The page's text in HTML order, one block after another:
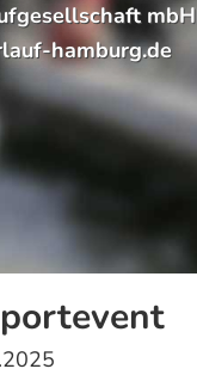
mbH
hamburg.de